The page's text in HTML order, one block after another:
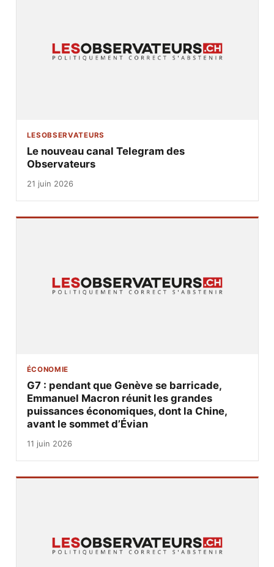
LESOBSERVATEURS
Le nouveau canal Telegram des
Observateurs
21 juin 2026
ÉCONOMIE
G7 : pendant que Genève se barricade,
Emmanuel Macron réunit les grandes
puissances économiques, dont la Chine,
avant le sommet d’Évian
11 juin 2026